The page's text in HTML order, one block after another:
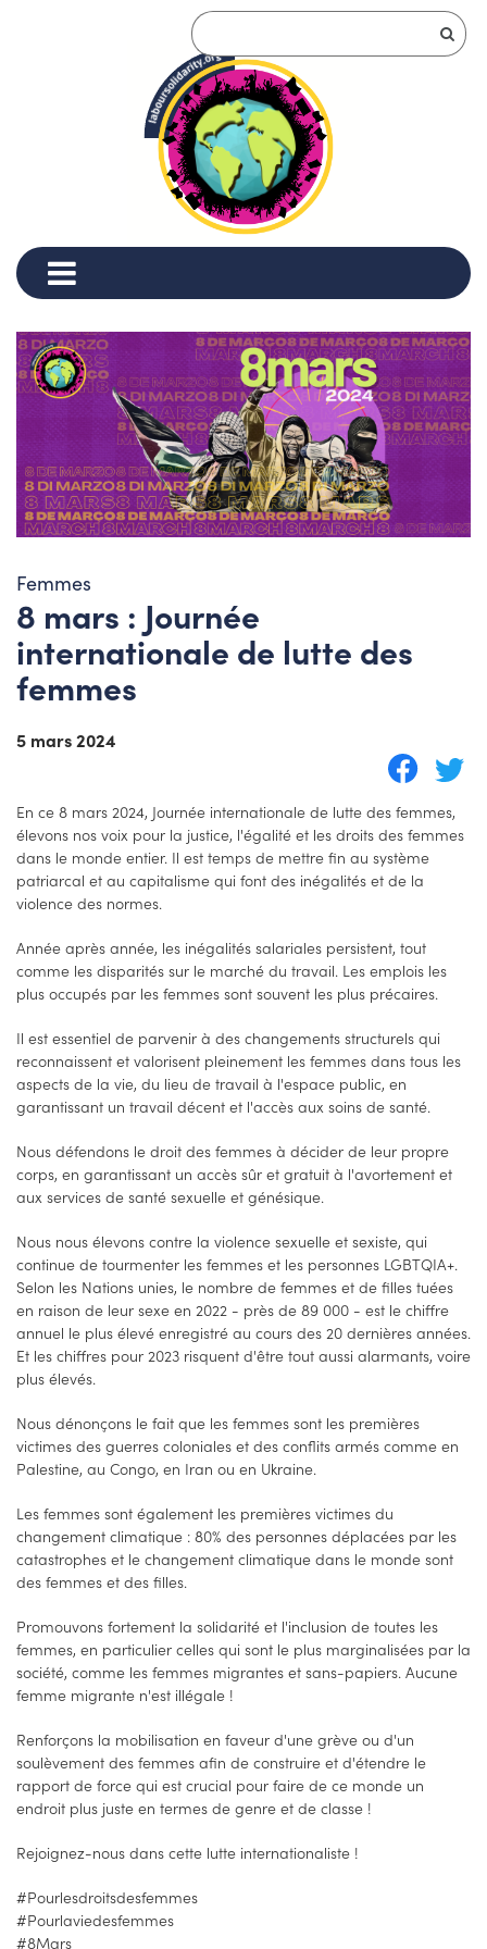
Femmes
8 mars : Journée
internationale de lutte des
femmes
5 mars 2024
En ce 8 mars 2024, Journée internationale de lutte des femmes,
élevons nos voix pour la justice, l'égalité et les droits des femmes
dans le monde entier. Il est temps de mettre fin au système
patriarcal et au capitalisme qui font des inégalités et de la
violence des normes.
Année après année, les inégalités salariales persistent, tout
comme les disparités sur le marché du travail. Les emplois les
plus occupés par les femmes sont souvent les plus précaires.
Il est essentiel de parvenir à des changements structurels qui
reconnaissent et valorisent pleinement les femmes dans tous les
aspects de la vie, du lieu de travail à l'espace public, en
garantissant un travail décent et l'accès aux soins de santé.
Nous défendons le droit des femmes à décider de leur propre
corps, en garantissant un accès sûr et gratuit à l'avortement et
aux services de santé sexuelle et génésique.
Nous nous élevons contre la violence sexuelle et sexiste, qui
continue de tourmenter les femmes et les personnes LGBTQIA+.
Selon les Nations unies, le nombre de femmes et de filles tuées
en raison de leur sexe en 2022 - près de 89 000 - est le chiffre
annuel le plus élevé enregistré au cours des 20 dernières années.
Et les chiffres pour 2023 risquent d'être tout aussi alarmants, voire
plus élevés.
Nous dénonçons le fait que les femmes sont les premières
victimes des guerres coloniales et des conflits armés comme en
Palestine, au Congo, en Iran ou en Ukraine.
Les femmes sont également les premières victimes du
changement climatique : 80% des personnes déplacées par les
catastrophes et le changement climatique dans le monde sont
des femmes et des filles.
Promouvons fortement la solidarité et l'inclusion de toutes les
femmes, en particulier celles qui sont le plus marginalisées par la
société, comme les femmes migrantes et sans-papiers. Aucune
femme migrante n'est illégale !
Renforçons la mobilisation en faveur d'une grève ou d'un
soulèvement des femmes afin de construire et d'étendre le
rapport de force qui est crucial pour faire de ce monde un
endroit plus juste en termes de genre et de classe !
Rejoignez-nous dans cette lutte internationaliste !
#Pourlesdroitsdesfemmes
#Pourlaviedesfemmes
#8Mars